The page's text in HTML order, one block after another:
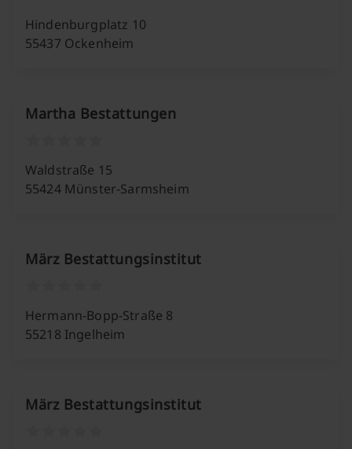
Hindenburgplatz 10
55437 Ockenheim
Martha Bestattungen
Waldstraße 15
55424 Münster-Sarmsheim
März Bestattungsinstitut
Hermann-Bopp-Straße 8
55218 Ingelheim
März Bestattungsinstitut